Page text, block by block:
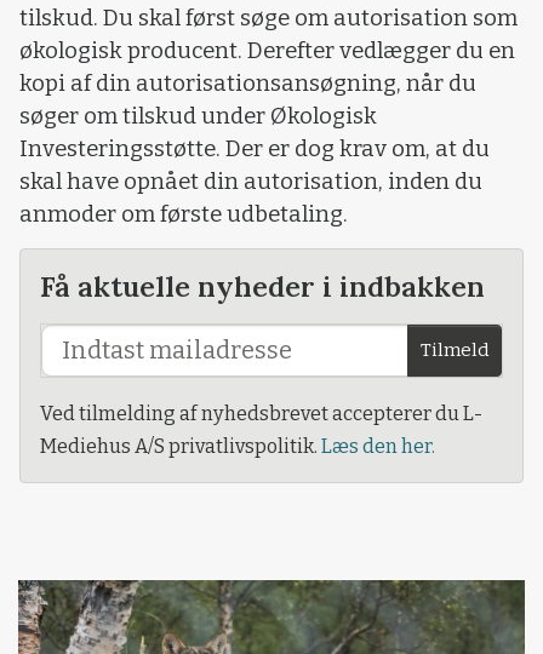
tilskud. Du skal først søge om autorisation som
økologisk producent. Derefter vedlægger du en
kopi af din autorisationsansøgning, når du
søger om tilskud under Økologisk
Investeringsstøtte. Der er dog krav om, at du
skal have opnået din autorisation, inden du
anmoder om første udbetaling.
Få aktuelle nyheder i indbakken
Tilmeld
Ved tilmelding af nyhedsbrevet accepterer du L-
Mediehus A/S privatlivspolitik. Læs den her.